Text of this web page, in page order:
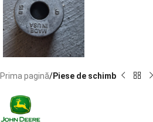
Prima pagină Piese de schimb